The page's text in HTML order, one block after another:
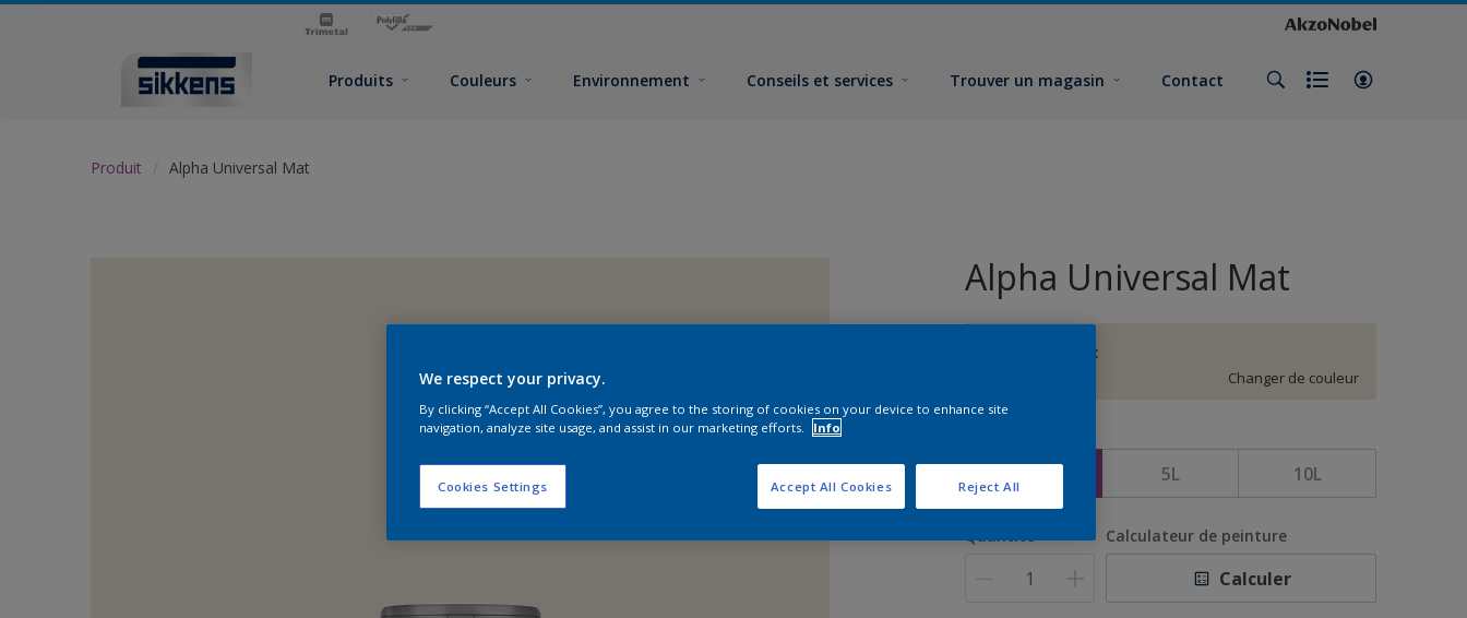
Produits Couleurs Environnement Conseils et services Trouver un magasin Contact
Produit Alpha Universal Mat
Alpha Universal Mat
Blanc de chaux
Changer de couleur
5L 10L
Quantité Calculateur de peinture
Calculer
We respect your privacy.
By clicking “Accept All Cookies”, you agree to the storing of cookies on your device to enhance site
navigation, analyze site usage, and assist in our marketing efforts.
Info
Cookies Settings Reject All
Accept All Cookies